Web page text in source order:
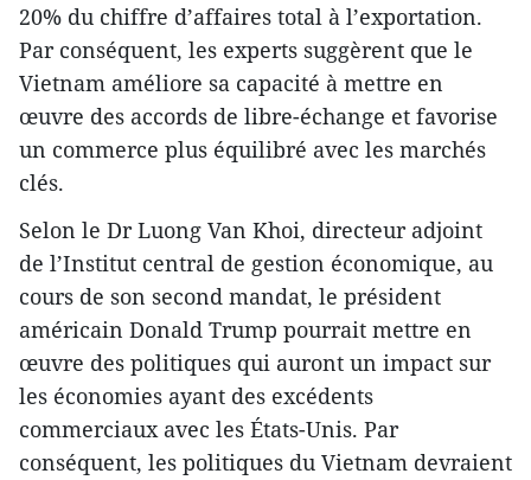
20% du chiffre d’affaires total à l’exportation.
Par conséquent, les experts suggèrent que le
Vietnam améliore sa capacité à mettre en
œuvre des accords de libre-échange et favorise
un commerce plus équilibré avec les marchés
clés.
Selon le Dr Luong Van Khoi, directeur adjoint
de l’Institut central de gestion économique, au
cours de son second mandat, le président
américain Donald Trump pourrait mettre en
œuvre des politiques qui auront un impact sur
les économies ayant des excédents
commerciaux avec les États-Unis. Par
conséquent, les politiques du Vietnam devraient